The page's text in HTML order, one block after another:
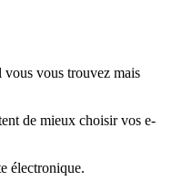
vous vous trouvez mais
de mieux choisir vos e-
électronique.